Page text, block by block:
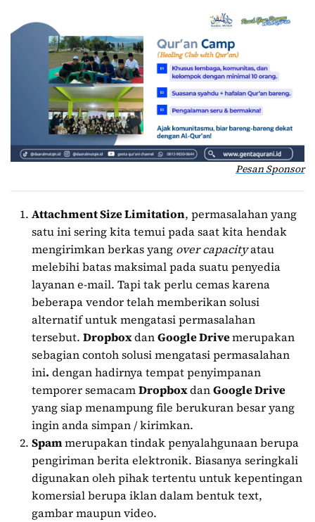
Pesan Sponsor
Attachment Size Limitation, permasalahan yang
satu ini sering kita temui pada saat kita hendak
mengirimkan berkas yang over capacityatau
melebihi batas maksimal pada suatu penyedia
layanan e-mail. Tapi tak perlu cemas karena
beberapa vendor telah memberikan solusi
alternatif untuk mengatasi permasalahan
tersebut. DropboxdanGoogle Drivemerupakan
sebagian contoh solusi mengatasi permasalahan
ini. dengan hadirnya tempat penyimpanan
temporer semacamDropboxdanGoogle Drive
yang siap menampung file berukuran besar yang
ingin anda simpan / kirimkan.
Spammerupakan tindak penyalahgunaan berupa
pengiriman berita elektronik. Biasanya seringkali
digunakan oleh pihak tertentu untuk kepentingan
komersial berupa iklan dalam bentuk text,
gambar maupun video.